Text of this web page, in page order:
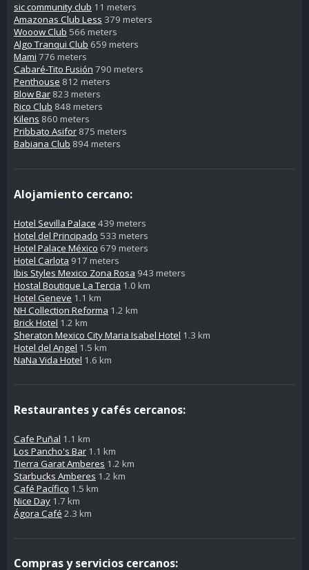
sic community club 11 meters
Amazonas Club Less 379 meters
Wooow Club 566 meters
Algo Tranqui Club 659 meters
Mami 776 meters
Cabaré-Tito Fusión 790 meters
Penthouse 812 meters
Blow Bar 823 meters
Rico Club 848 meters
Kilens 860 meters
Pribbato Asifor 875 meters
Babiana Club 894 meters
Alojamiento cercano:
Hotel Sevilla Palace 439 meters
Hotel del Principado 533 meters
Hotel Palace México 679 meters
Hotel Carlota 917 meters
Ibis Styles Mexico Zona Rosa 943 meters
Hostal Boutique La Tercia 1.0 km
Hotel Geneve 1.1 km
NH Collection Reforma 1.2 km
Brick Hotel 1.2 km
Sheraton Mexico City Maria Isabel Hotel 1.3 km
Hotel del Angel 1.5 km
NaNa Vida Hotel 1.6 km
Restaurantes y cafés cercanos:
Cafe Puñal 1.1 km
Los Pancho's Bar 1.1 km
Tierra Garat Amberes 1.2 km
Starbucks Amberes 1.2 km
Café Pacífico 1.5 km
Nice Day 1.7 km
Ágora Café 2.3 km
Compras y servicios cercanos: